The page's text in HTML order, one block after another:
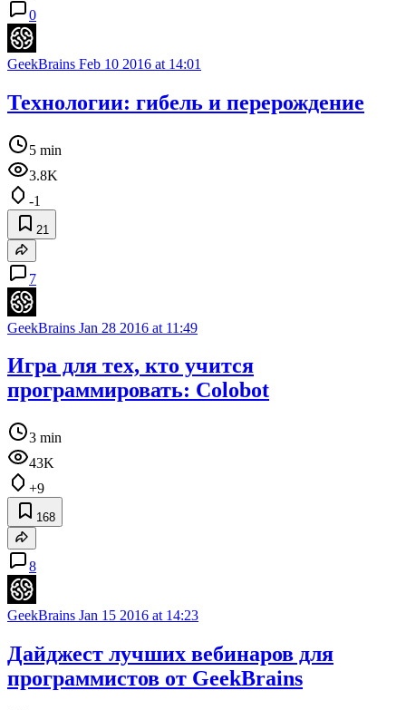
0
GeekBrains Feb 10 2016 at 14:01
Технологии: гибель и перерождение
5 min
3.8K
-1
21
7
GeekBrains Jan 28 2016 at 11:49
Игра для тех, кто учится
программировать: Colobot
3 min
43K
+9
168
8
GeekBrains Jan 15 2016 at 14:23
Дайджест лучших вебинаров для
программистов от GeekBrains